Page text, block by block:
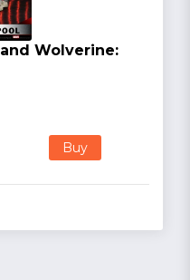
Wolverine:
Buy